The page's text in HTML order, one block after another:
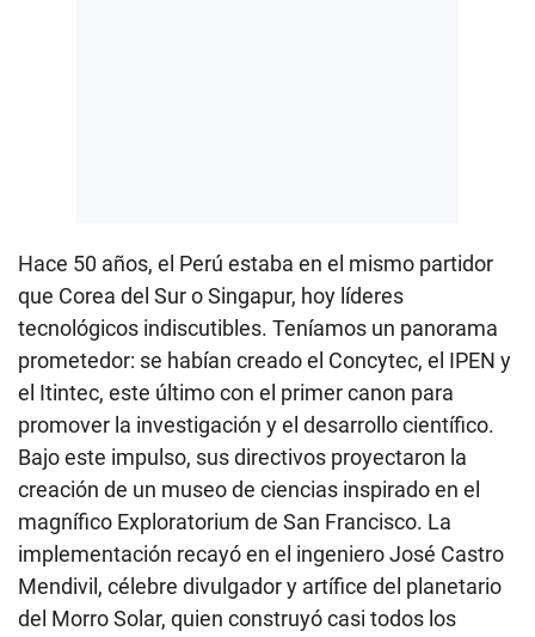
Hace 50 años, el Perú estaba en el mismo partidor
que Corea del Sur o Singapur, hoy líderes
tecnológicos indiscutibles. Teníamos un panorama
prometedor: se habían creado el Concytec, el IPEN y
el Itintec, este último con el primer canon para
promover la investigación y el desarrollo científico.
Bajo este impulso, sus directivos proyectaron la
creación de un museo de ciencias inspirado en el
magnífico Exploratorium de San Francisco. La
implementación recayó en el ingeniero José Castro
Mendivil, célebre divulgador y artífice del planetario
del Morro Solar, quien construyó casi todos los